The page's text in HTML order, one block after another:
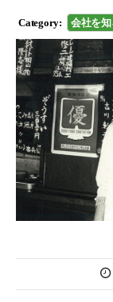
採用サイト
採用サイト
Category: 会社を知